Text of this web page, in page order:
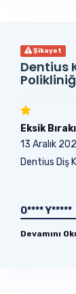
Şikayet
Dentius
Eksik
13 Aralık
Dentius Diş
O**** Y*****
Devamını